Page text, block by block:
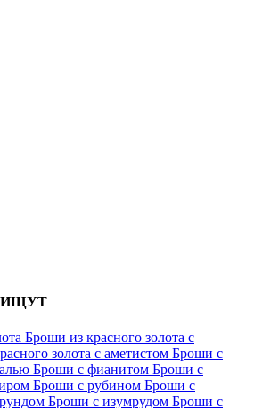
ИЩУТ
Броши из красного золота с
золота с аметистом Броши с
Броши с фианитом Броши с
Броши с рубином Броши с
Броши с изумрудом Броши с